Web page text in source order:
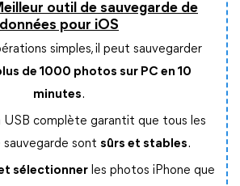
outil de sauvegarde de
données pour iOS
simples, il peut sauvegarder
de 1000 photos sur PC en 10
minutes.
complète garantit que tous les
sauvegarde sont sûrs et stables.
sélectionnerles photos iPhone que